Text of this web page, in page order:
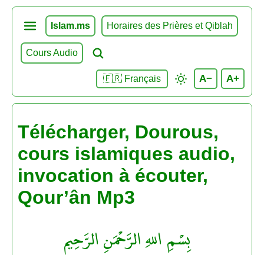
Islam.ms Horaires des Prières et Qiblah
Cours Audio
🇫🇷 Français A− A+
Télécharger, Dourous,
cours islamiques audio,
invocation à écouter,
Qour’ân Mp3
بِسْمِ اللهِ الرَّحْمَنِ الرَّحِيم